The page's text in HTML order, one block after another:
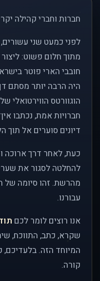
חברות וחברי קהילה
מתוך חלום פשוט:
חובבי הארי פוטר
היה הרבה יותר מסתם
הוגוורטס הווירטואלי
חברויות אמת, נכתבו
דיונים סוערים אל תוך
כעת, לאחר דרך ארוכה
להחלטה לסגור את
מהרשת. זהו סיומה של
עבורנו.
אנו רוצים לומר לכם
שקרא, כתב, התווכח,
המיוחד הזה.
קורה.